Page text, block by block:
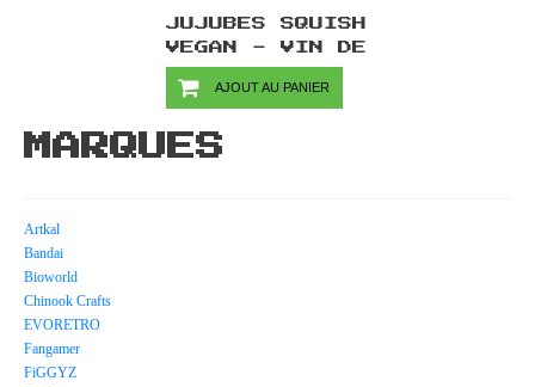
JUJUBES SQUISH
VEGAN - VIN DE
AJOUT AU PANIER
MARQUES
Artkal
Bandai
Bioworld
Chinook Crafts
EVORETRO
Fangamer
FiGGYZ